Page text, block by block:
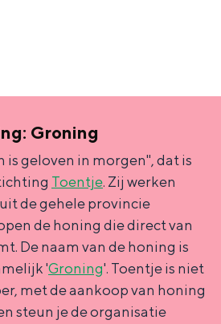
Groning
is geloven in morgen", dat is
Toentje. Zij werken
de gehele provincie
de honing die direct van
De naam van de honing is
'Groning'. Toentje is niet
met de aankoop van honing
steun je de organisatie